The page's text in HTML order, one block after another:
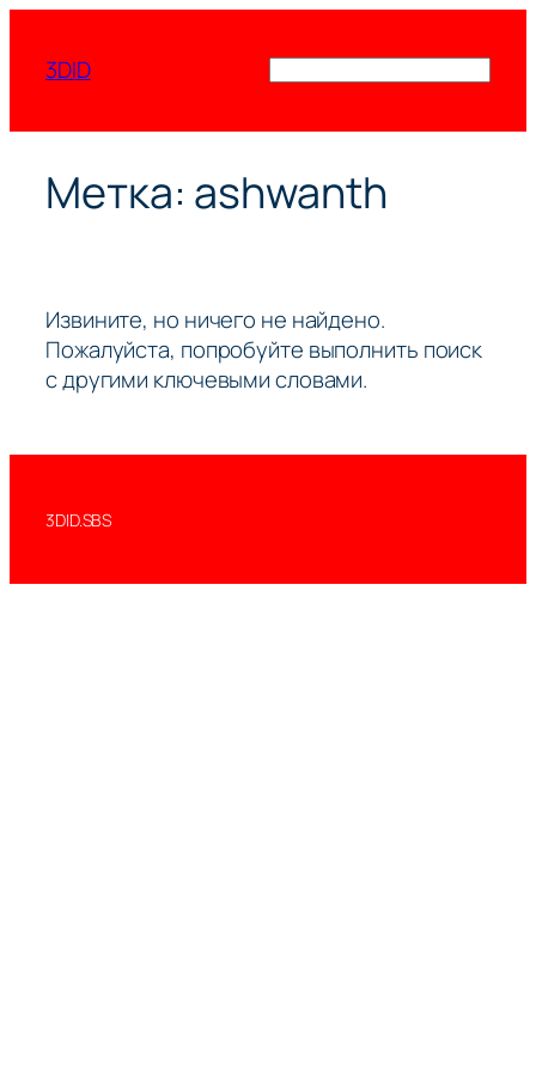
содержимому
3DID
Метка: ashwanth
Извините, но ничего не найдено.
Пожалуйста, попробуйте выполнить поиск
с другими ключевыми словами.
3DID.SBS